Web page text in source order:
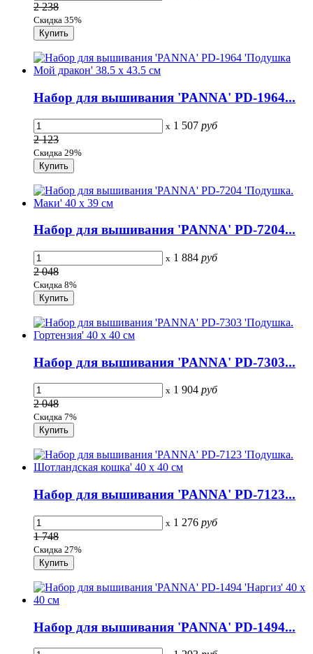
2 238
Скидка 35%
Набор для вышивания 'PANNA' PD-1964...
x 1 507 руб
2 123
Скидка 29%
Набор для вышивания 'PANNA' PD-7204...
x 1 884 руб
2 048
Скидка 8%
Набор для вышивания 'PANNA' PD-7303...
x 1 904 руб
2 048
Скидка 7%
Набор для вышивания 'PANNA' PD-7123...
x 1 276 руб
1 748
Скидка 27%
Набор для вышивания 'PANNA' PD-1494...